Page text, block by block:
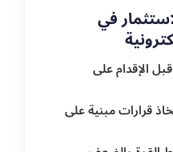
في
الإقدام على
قرارات مبنية على